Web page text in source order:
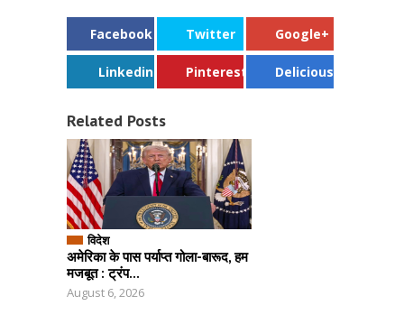
Facebook Twitter Google+
Linkedin Pinterest Delicious
Related Posts
विदेश
अमेरिका के पास पर्याप्त गोला-बारूद, हम
मजबूत : ट्रंप...
August 6, 2026